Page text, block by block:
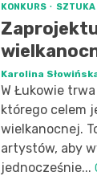
KONKURS SZTUKA
Karolina
W Łukowie
którego celem
wielkanocnej.
artystów, aby
jednocześnie...